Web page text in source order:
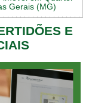
Gerais (MG)
E